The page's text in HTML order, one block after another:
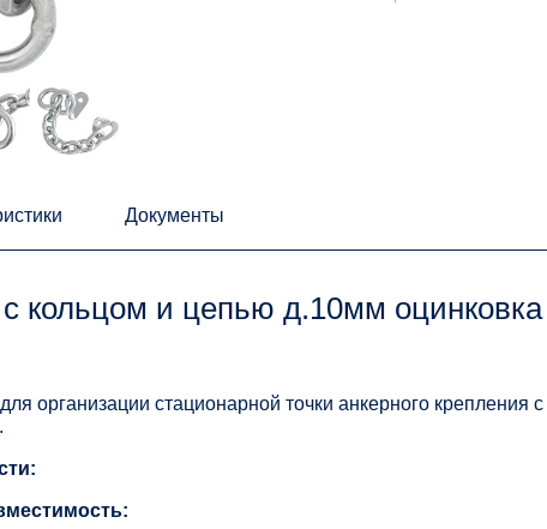
Документы
кольцом и цепью д.10мм оцинковка
организации стационарной точки анкерного крепления